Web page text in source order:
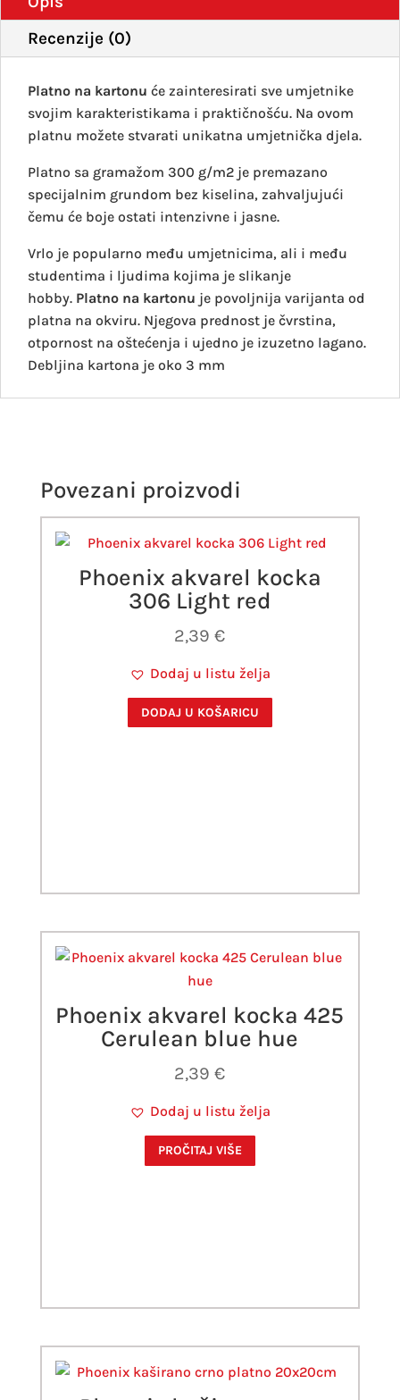
Recenzije (0)
Platno na kartonu će zainteresirati sve umjetnike
svojim karakteristikama i praktičnošću. Na ovom
platnu možete stvarati unikatna umjetnička djela.
Platno sa gramažom 300 g/m2 je premazano
specijalnim grundom bez kiselina, zahvaljujući
čemu će boje ostati intenzivne i jasne.
Vrlo je popularno među umjetnicima, ali i među
studentima i ljudima kojima je slikanje
hobby. Platno na kartonu je povoljnija varijanta od
platna na okviru. Njegova prednost je čvrstina,
otpornost na oštećenja i ujedno je izuzetno lagano.
Debljina kartona je oko 3 mm
Povezani proizvodi
Phoenix akvarel kocka
306 Light red
2,39€
Dodaj u listu želja
DODAJ U KOŠARICU
Phoenix akvarel kocka 425
Cerulean blue hue
2,39€
Dodaj u listu želja
PROČITAJ VIŠE